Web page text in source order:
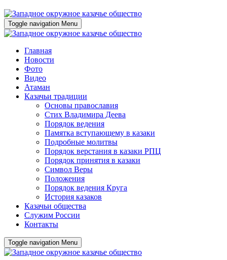
Toggle navigation Menu
Главная
Новости
Фото
Видео
Атаман
Казачьи традиции
Основы православия
Стих Владимира Деева
Порядок ведения
Памятка вступающему в казаки
Подробные молитвы
Порядок верстания в казаки РПЦ
Порядок принятия в казаки
Символ Веры
Положения
Порядок ведения Круга
История казаков
Казачьи общества
Служим России
Контакты
Toggle navigation Menu